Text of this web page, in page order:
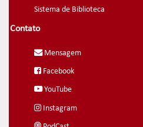
Sistema de Biblioteca
Contato
Mensagem
Facebook
YouTube
Instagram